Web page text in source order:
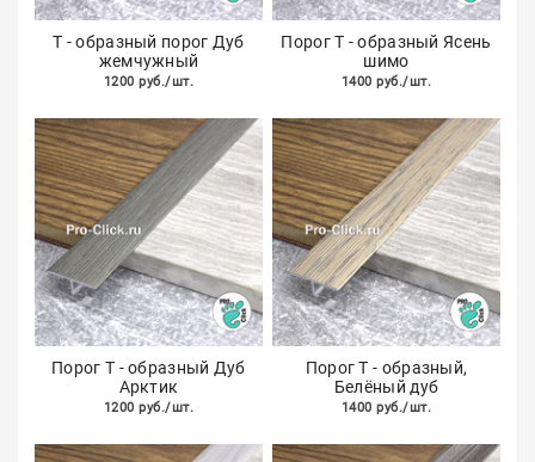
Т - образный порог Дуб
жемчужный
1200 руб./шт.
Порог Т - образный Ясень
шимо
1400 руб./шт.
Порог Т - образный Дуб
Арктик
1200 руб./шт.
Порог Т - образный,
Белёный дуб
1400 руб./шт.